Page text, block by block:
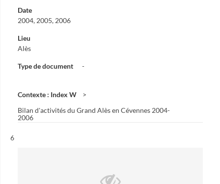
Date
2004, 2005, 2006
Lieu
Alès
Type de document -
Contexte : Index W
Bilan d'activités du Grand Alès en Cévennes 2004-
2006
Résultat n°
6